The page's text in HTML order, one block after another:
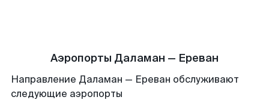
Аэропорты Даламан — Ереван
Направление Даламан — Ереван обслуживают
следующие аэропорты